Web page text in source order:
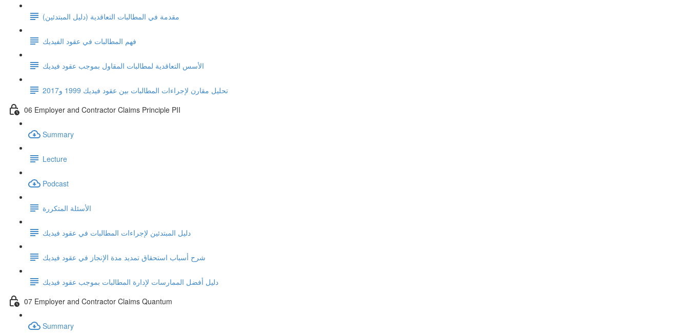
مقدمة في المطالبات التعاقدية (دليل المبتدئين)
فهم المطالبات في عقود الفيديك
الأسس التعاقدية لمطالبات المقاول بموجب عقود فيديك
تحليل مقارن لإجراءات المطالبات بين عقود فيديك 1999 و2017
06 Employer and Contractor Claims Principle PII
Summary
Lecture
Podcast
الأسئلة المتكررة
دليل المبتدئين لإجراءات المطالبات في عقود فيديك
شرح أسباب استحقاق تمديد مدة الإنجاز في عقود فيديك
دليل أفضل الممارسات لإدارة المطالبات بموجب عقود فيديك
07 Employer and Contractor Claims Quantum
Summary